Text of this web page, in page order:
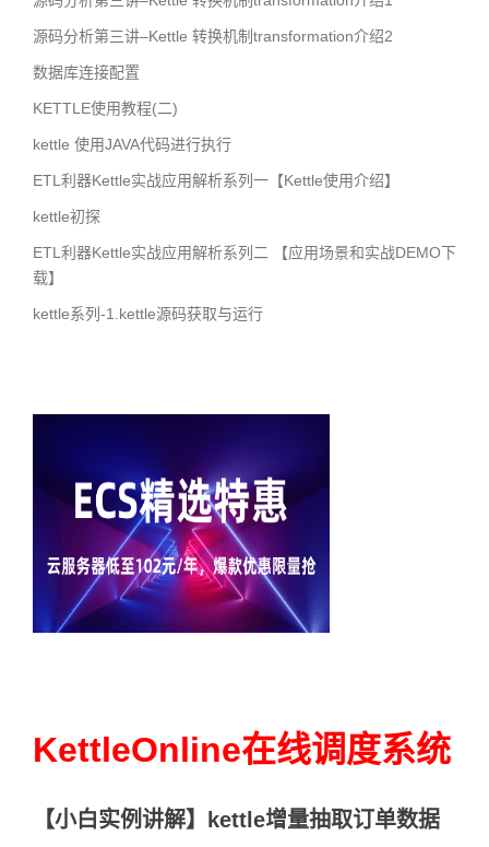
源码分析第三讲–Kettle 转换机制transformation介绍2
数据库连接配置
KETTLE使用教程(二)
kettle 使用JAVA代码进行执行
ETL利器Kettle实战应用解析系列一【Kettle使用介绍】
kettle初探
ETL利器Kettle实战应用解析系列二 【应用场景和实战DEMO下
载】
kettle系列-1.kettle源码获取与运行
KettleOnline在线调度系统
【小白实例讲解】kettle增量抽取订单数据